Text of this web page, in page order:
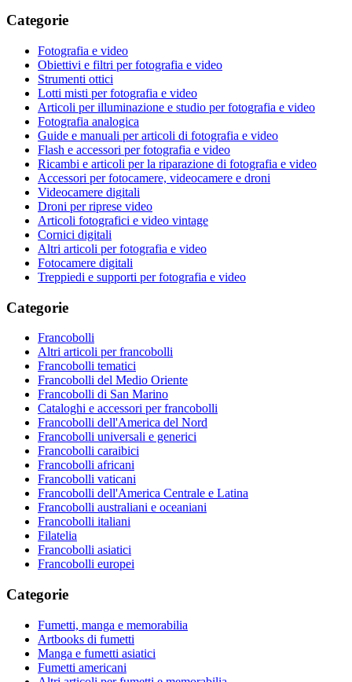
Categorie
Fotografia e video
Obiettivi e filtri per fotografia e video
Strumenti ottici
Lotti misti per fotografia e video
Articoli per illuminazione e studio per fotografia e video
Fotografia analogica
Guide e manuali per articoli di fotografia e video
Flash e accessori per fotografia e video
Ricambi e articoli per la riparazione di fotografia e video
Accessori per fotocamere, videocamere e droni
Videocamere digitali
Droni per riprese video
Articoli fotografici e video vintage
Cornici digitali
Altri articoli per fotografia e video
Fotocamere digitali
Treppiedi e supporti per fotografia e video
Categorie
Francobolli
Altri articoli per francobolli
Francobolli tematici
Francobolli del Medio Oriente
Francobolli di San Marino
Cataloghi e accessori per francobolli
Francobolli dell'America del Nord
Francobolli universali e generici
Francobolli caraibici
Francobolli africani
Francobolli vaticani
Francobolli dell'America Centrale e Latina
Francobolli australiani e oceaniani
Francobolli italiani
Filatelia
Francobolli asiatici
Francobolli europei
Categorie
Fumetti, manga e memorabilia
Artbooks di fumetti
Manga e fumetti asiatici
Fumetti americani